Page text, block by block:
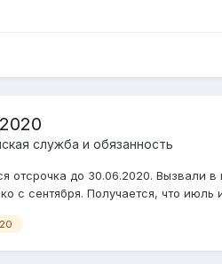
служба и обязанность
отсрочка до 30.06.2020. Вызвали
с сентября. Получается, что